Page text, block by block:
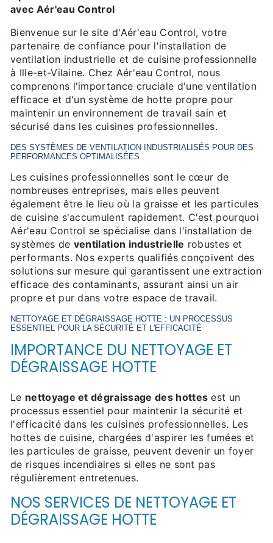
avec Aér'eau Control
Bienvenue sur le site d'Aér'eau Control, votre
partenaire de confiance pour l'installation de
ventilation industrielle et de cuisine professionnelle
à Ille-et-Vilaine. Chez Aér'eau Control, nous
comprenons l'importance cruciale d'une ventilation
efficace et d'un système de hotte propre pour
maintenir un environnement de travail sain et
sécurisé dans les cuisines professionnelles.
DES SYSTÈMES DE VENTILATION INDUSTRIALISÉS POUR DES
PERFORMANCES OPTIMALISÉES
Les cuisines professionnelles sont le cœur de
nombreuses entreprises, mais elles peuvent
également être le lieu où la graisse et les particules
de cuisine s'accumulent rapidement. C'est pourquoi
Aér'eau Control se spécialise dans l'installation de
systèmes de ventilation industrielle robustes et
performants. Nos experts qualifiés conçoivent des
solutions sur mesure qui garantissent une extraction
efficace des contaminants, assurant ainsi un air
propre et pur dans votre espace de travail.
NETTOYAGE ET DÉGRAISSAGE HOTTE : UN PROCESSUS
ESSENTIEL POUR LA SÉCURITÉ ET L'EFFICACITÉ
IMPORTANCE DU NETTOYAGE ET
DÉGRAISSAGE HOTTE
Le nettoyage et dégraissage des hottes est un
processus essentiel pour maintenir la sécurité et
l'efficacité dans les cuisines professionnelles. Les
hottes de cuisine, chargées d'aspirer les fumées et
les particules de graisse, peuvent devenir un foyer
de risques incendiaires si elles ne sont pas
régulièrement entretenues.
NOS SERVICES DE NETTOYAGE ET
DÉGRAISSAGE HOTTE